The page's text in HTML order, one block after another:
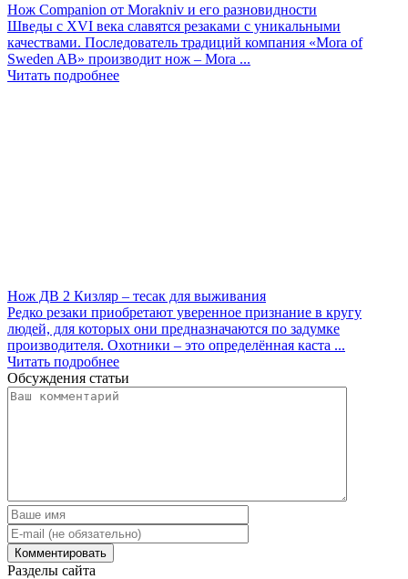
Нож Companion от Morakniv и его разновидности
Шведы с XVI века славятся резаками с уникальными
качествами. Последователь традиций компания «Mora of
Sweden AB» производит нож – Mora ...
Читать подробнее
Нож ДВ 2 Кизляр – тесак для выживания
Редко резаки приобретают уверенное признание в кругу
людей, для которых они предназначаются по задумке
производителя. Охотники – это определённая каста ...
Читать подробнее
Обсуждения статьи
Разделы сайта